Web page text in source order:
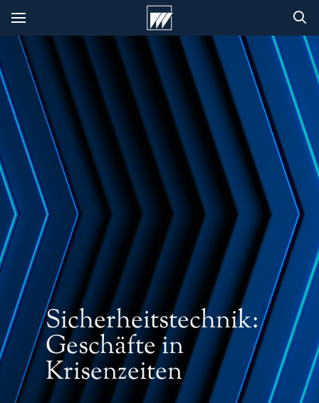
Sicherheitstechnik:
Geschäfte in
Krisenzeiten